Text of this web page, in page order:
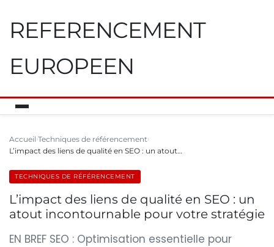
REFERENCEMENT
EUROPEEN
Accueil Techniques de référencement
L’impact des liens de qualité en SEO : un atout…
TECHNIQUES DE RÉFÉRENCEMENT
L’impact des liens de qualité en SEO : un
atout incontournable pour votre stratégie
EN BREF SEO : Optimisation essentielle pour